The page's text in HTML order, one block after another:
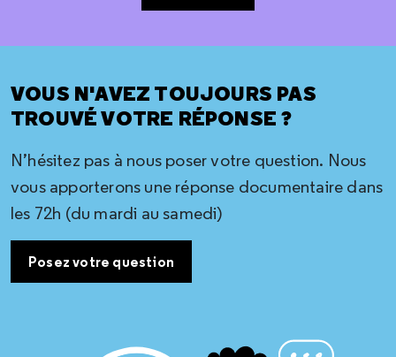
VOUS N'AVEZ TOUJOURS PAS
TROUVÉ VOTRE RÉPONSE ?
N’hésitez pas à nous poser votre question. Nous
vous apporterons une réponse documentaire dans
les 72h (du mardi au samedi)
Posez votre question